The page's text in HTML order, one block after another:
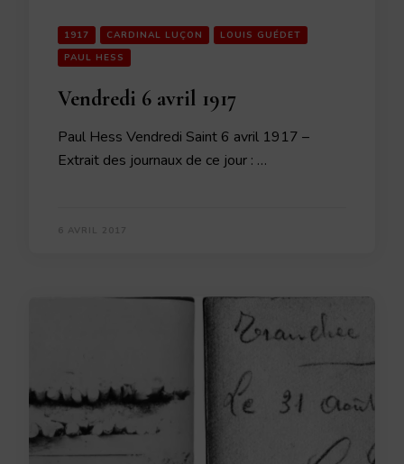
1917 CARDINAL LUÇON
LOUIS GUÉDET
PAUL HESS
Vendredi 6 avril 1917
Paul Hess Vendredi Saint 6 avril 1917 –
Extrait des journaux de ce jour : …